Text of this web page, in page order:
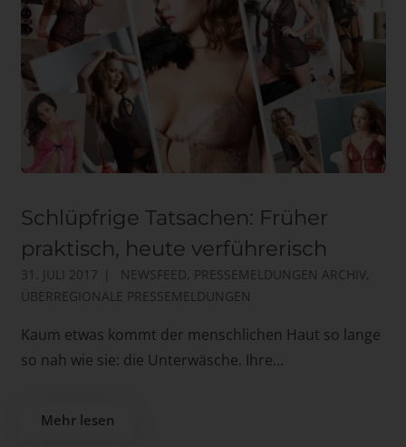
Schlüpfrige Tatsachen: Früher
praktisch, heute verführerisch
31. JULI 2017 NEWSFEED, PRESSEMELDUNGEN ARCHIV,
ÜBERREGIONALE PRESSEMELDUNGEN
Kaum etwas kommt der menschlichen Haut so lange
so nah wie sie: die Unterwäsche. Ihre...
Mehr lesen